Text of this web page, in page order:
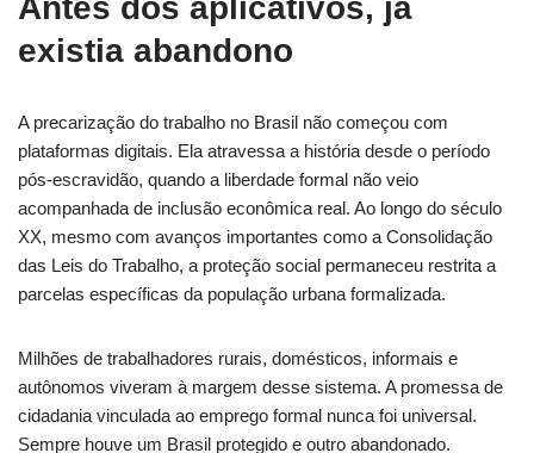
existia abandono
A precarização do trabalho no Brasil não começou com
plataformas digitais. Ela atravessa a história desde o período
pós-escravidão, quando a liberdade formal não veio
acompanhada de inclusão econômica real. Ao longo do século
XX, mesmo com avanços importantes como a Consolidação
das Leis do Trabalho, a proteção social permaneceu restrita a
parcelas específicas da população urbana formalizada.
Milhões de trabalhadores rurais, domésticos, informais e
autônomos viveram à margem desse sistema. A promessa de
cidadania vinculada ao emprego formal nunca foi universal.
Sempre houve um Brasil protegido e outro abandonado.